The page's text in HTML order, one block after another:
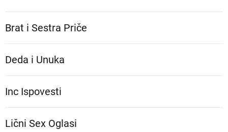
Brat i Sestra Priče
Deda i Unuka
Inc Ispovesti
Lični Sex Oglasi